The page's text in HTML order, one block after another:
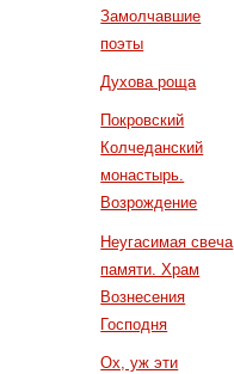
Замолчавшие
поэты
Духова роща
Покровский
Колчеданский
монастырь.
Возрождение
Неугасимая свеча
памяти. Храм
Вознесения
Господня
Ох, уж эти